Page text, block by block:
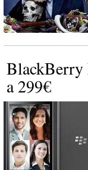
BlackBerry
a 299€